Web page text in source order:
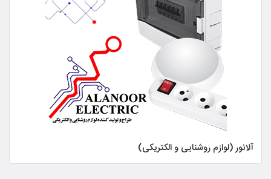
آلانور (لوازم روشنایی و الکتریکی)